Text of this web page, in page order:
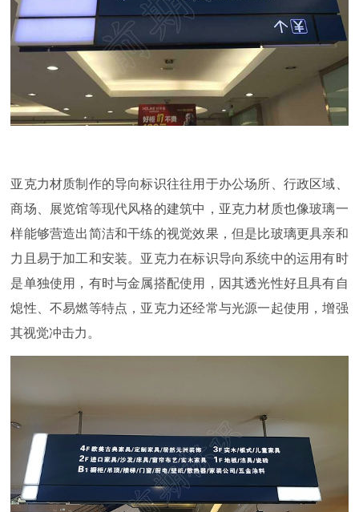
亚克力材质制作的导向标识往往用于办公场所、行政区域、
商场、展览馆等现代风格的建筑中，亚克力材质也像玻璃一
样能够营造出简洁和干练的视觉效果，但是比玻璃更具亲和
力且易于加工和安装。亚克力在标识导向系统中的运用有时
是单独使用，有时与金属搭配使用，因其透光性好且具有自
熄性、不易燃等特点，亚克力还经常与光源一起使用，增强
其视觉冲击力。